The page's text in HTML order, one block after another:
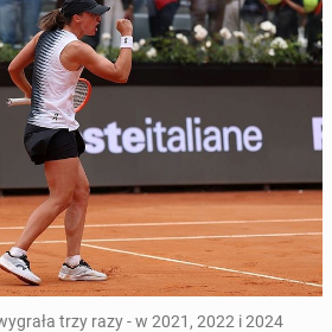
trzy razy - w 2021, 2022 i 2024